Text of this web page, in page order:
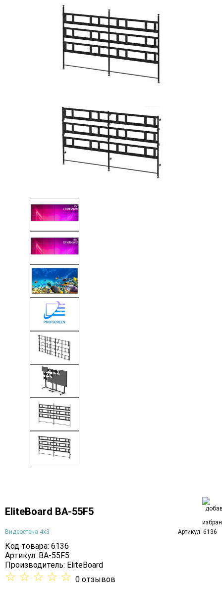
EliteBoard BA-55F5
Видеостена 4х3 Артикул: 6136
Код товара: 6136
Артикул: BA-55F5
Производитель: EliteBoard
☆ ☆ ☆ ☆ ☆ 0 отзывов